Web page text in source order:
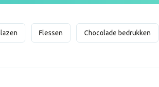
Flessen Chocolade bedrukken